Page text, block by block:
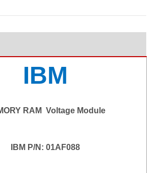
IBM
RAM Voltage Module
IBM P/N: 01AF088